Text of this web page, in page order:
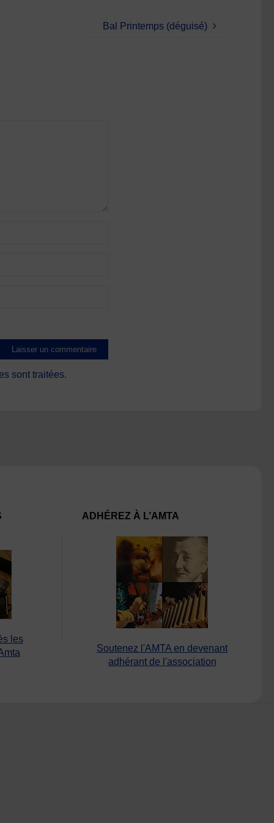
Bal Printemps (déguisé)
sont traitées.
les
ADHÉREZ À L’AMTA
Soutenez l'AMTA en devenant
adhérant de l'association